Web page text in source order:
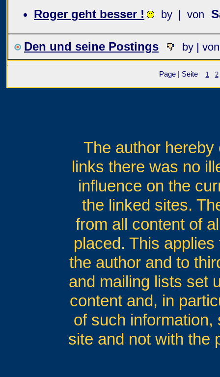
Roger geht besser !
by | von
Den und seine Postings by | von
Page | Seite 1 2
The author
links there was no
influence on the
the linked sites.
from all content of
placed. This
the author and to
and mailing lists set
content and, in
of such information,
site and not with the